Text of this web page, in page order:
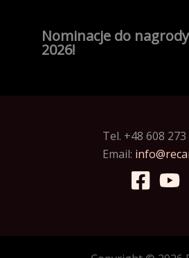
Nominacje do
2026!
Tel. +48 608 273
Email: